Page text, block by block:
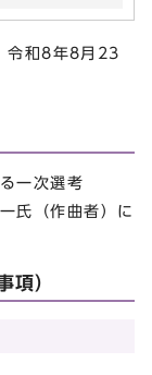
和8年8月23
一次選考
氏（作曲者）に
項）